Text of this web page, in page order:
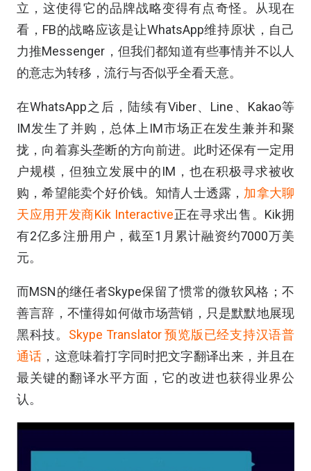
立，这使得它的品牌战略变得有点奇怪。从现在
看，FB的战略应该是让WhatsApp维持原状，自己
力推Messenger，但我们都知道有些事情并不以人
的意志为转移，流行与否似乎全看天意。
在WhatsApp之后，陆续有Viber、Line、Kakao等
IM发生了并购，总体上IM市场正在发生兼并和聚
拢，向着寡头垄断的方向前进。此时还保有一定用
户规模，但独立发展中的IM，也在积极寻求被收
购，希望能卖个好价钱。知情人士透露， 加拿大聊
天应用开发商Kik Interactive正在寻求出售。Kik拥
有2亿多注册用户，截至1月累计融资约7000万美
元。
而MSN的继任者Skype保留了惯常的微软风格；不
善言辞，不懂得如何做市场营销，只是默默地展现
黑科技。 Skype Translator 预览版已经支持汉语普
通话 ，这意味着打字同时把文字翻译出来，并且在
最关键的翻译水平方面，它的改进也获得业界公
认。